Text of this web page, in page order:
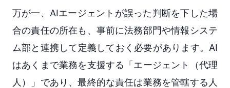
万が一、AIエージェントが誤った判断を下した場
合の責任の所在も、事前に法務部門や情報システ
ム部と連携して定義しておく必要があります。AI
はあくまで業務を支援する「エージェント（代理
人）」であり、最終的な責任は業務を管轄する人